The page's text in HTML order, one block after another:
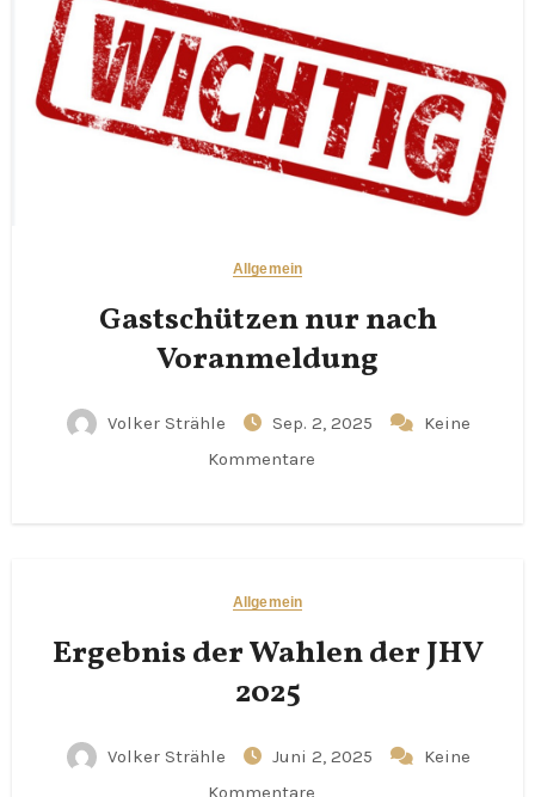
Allgemein
Gastschützen nur nach
Voranmeldung
Volker Strähle Sep. 2, 2025
Keine
Kommentare
Allgemein
Ergebnis der Wahlen der JHV
2025
Volker Strähle Juni 2, 2025
Keine
Kommentare